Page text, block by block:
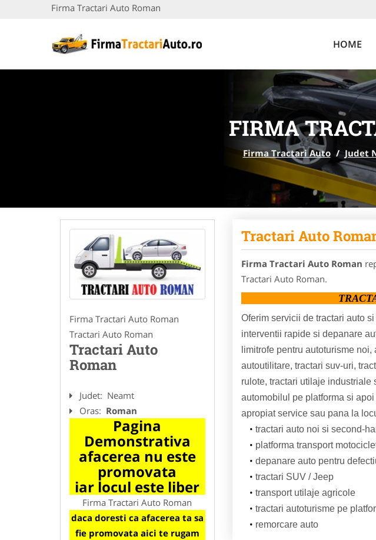
Firma Tractari Auto Roman
HOME
FIRMA
Firma Tractari Auto / Judet
Firma Tractari Auto Roman
Tractari Auto Roman
Tractari Auto
Roman
Judet: Neamt
Oras: Roman
Pagina
Demonstrativa
afacerea nu este
promovata
iar locul este liber
Firma Tractari Auto Roman
daca doresti ca afacerea ta sa
fie promovata aici te rugam
Tractari Auto
Firma Tractari Auto Roman
Tractari Auto Roman.
Oferim servicii de tractari auto
interventii rapide si depanare
limitrofe pentru autoturisme
autoutilitare, tractari suv-uri,
rulote, tractari utilaje industriale
automobilul pe platforma si
apropiat service sau pana la
tractari auto noi si second-
platforma transport
depanare auto pentru
tractari SUV / Jeep
transport utilaje agricole
tractari autoturisme pe
remorcare auto